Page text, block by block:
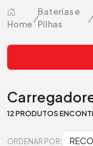
Home
/
Baterias e
Pilhas
/
12 PRODUTOS
ORDENAR POR: